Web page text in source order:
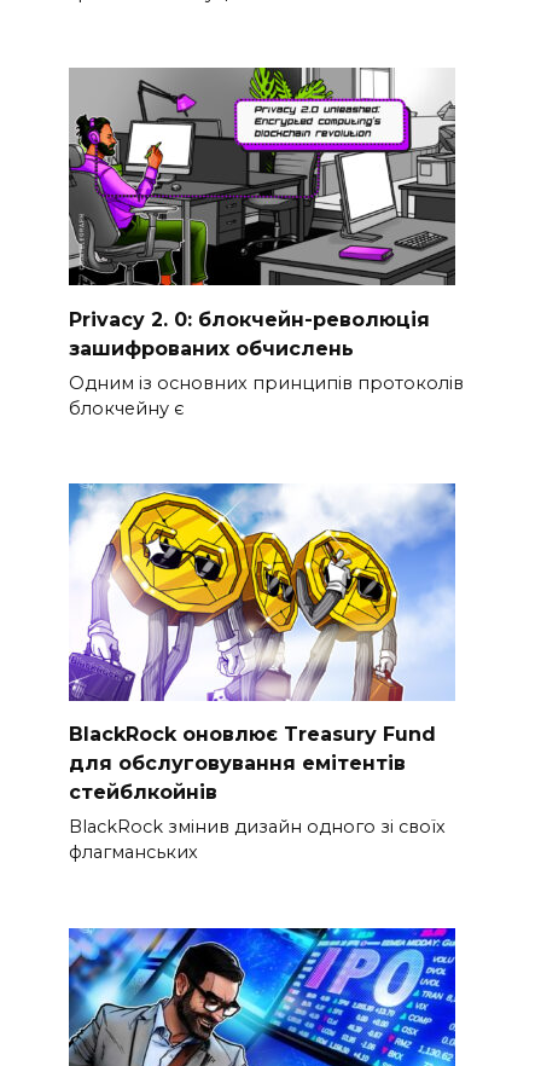
Privacy 2. 0: блокчейн-революція
зашифрованих обчислень
Одним із основних принципів протоколів
блокчейну є
BlackRock оновлює Treasury Fund
для обслуговування емітентів
стейблкойнів
BlackRock змінив дизайн одного зі своїх
флагманських